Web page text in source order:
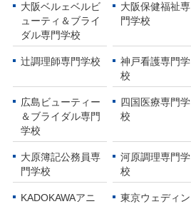
大阪ベルェベルビ
ューティ＆ブライ
ダル専門学校
大阪保健福祉専
門学校
辻調理師専門学校
神戸看護専門学
校
広島ビューティー
＆ブライダル専門
学校
四国医療専門学
校
大原簿記公務員専
門学校
河原調理専門学
校
KADOKAWAアニ
東京ウェディン